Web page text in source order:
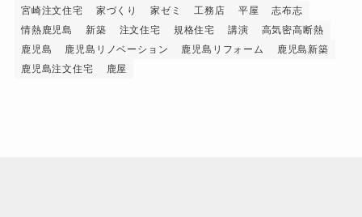
宮崎注文住宅
家づくり 家ゼミ 工務店 平屋
志布志
情熱鹿児島
新築 注文住宅 規格住宅 講演
高気密高断熱
鹿児島
鹿児島リノベーション 鹿児島リフォーム
鹿児島新築
鹿児島注文住宅
鹿屋